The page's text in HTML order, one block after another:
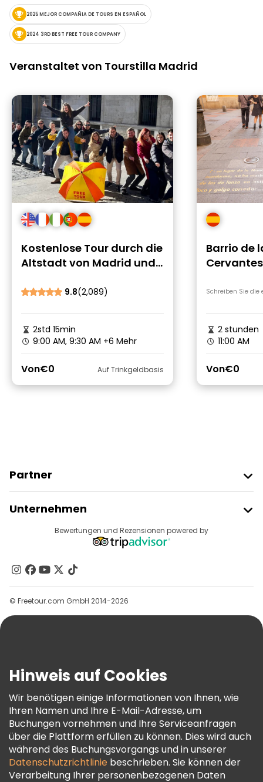
2025 MEJOR COMPAÑIA DE TOURS EN ESPAÑOL
2024 3RD BEST FREE TOUR COMPANY
Veranstaltet von Tourstilla Madrid
Kostenlose Tour durch die
Altstadt von Madrid und
9.8(2,089)
2std 15min
9:00 AM, 9:30 AM +6 Mehr
Von€0 Auf Trinkgeldbasis
Barrio de
Schreiben Sie die
2 stunden
11:00 AM
Von€0
Partner
Anbieter-Anmeldung
Affiliate-Programm
Unternehmen
Reiseziele
Kontakt
Gruppen
Hilfe
AGB Und Rechtliches
Cookie-Richtlinie
Freetour Auszeichnungen
Treueprogramm
Bewertungen und Rezensionen powered by
© Freetour.com GmbH 2014-2026
Hinweis auf Cookies
Wir benötigen einige Informationen von Ihnen, wie
Ihren Namen und Ihre E-Mail-Adresse, um
Buchungen vornehmen und Ihre Serviceanfragen
über die Plattform erfüllen zu können. Dies wird auch
während des Buchungsvorgangs und in unserer
Datenschutzrichtlinie beschrieben. Sie können der
Verarbeitung Ihrer personenbezogenen Daten